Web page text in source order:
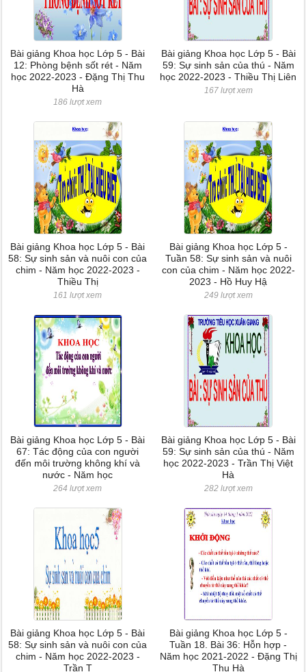
Bài giảng Khoa học Lớp 5 - Bài
12: Phòng bệnh sốt rét - Năm
học 2022-2023 - Đặng Thị Thu
Hà
186 lượt xem
Bài giảng Khoa học Lớp 5 - Bài
59: Sự sinh sản của thú - Năm
học 2022-2023 - Thiều Thị Liên
167 lượt xem
Bài giảng Khoa học Lớp 5 - Bài
58: Sự sinh sản và nuôi con của
chim - Năm học 2022-2023 -
Thiều Thị
161 lượt xem
Bài giảng Khoa học Lớp 5 -
Tuần 58: Sự sinh sản và nuôi
con của chim - Năm học 2022-
2023 - Hồ Huy Hậ
249 lượt xem
Bài giảng Khoa học Lớp 5 - Bài
67: Tác động của con người
đến môi trường không khí và
nước - Năm học
264 lượt xem
Bài giảng Khoa học Lớp 5 - Bài
59: Sự sinh sản của thú - Năm
học 2022-2023 - Trần Thị Việt
Hà
282 lượt xem
Bài giảng Khoa học Lớp 5 - Bài
58: Sự sinh sản và nuôi con của
chim - Năm học 2022-2023 -
Trần T
Bài giảng Khoa học Lớp 5 -
Tuần 18. Bài 36: Hỗn hợp -
Năm học 2021-2022 - Đặng Thị
Thu Hà